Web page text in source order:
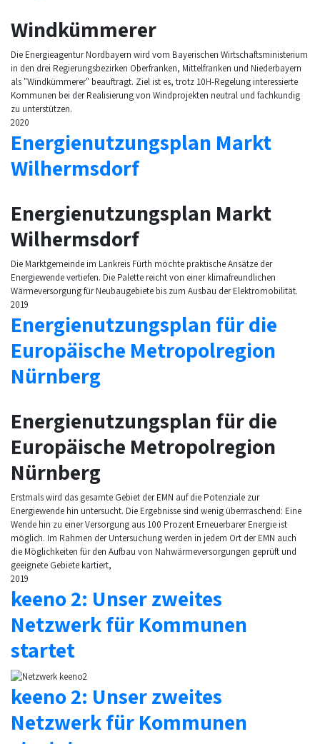
Windkümmerer
Die Energieagentur Nordbayern wird vom Bayerischen Wirtschaftsministerium
in den drei Regierungsbezirken Oberfranken, Mittelfranken und Niederbayern
als "Windkümmerer" beauftragt. Ziel ist es, trotz 10H-Regelung interessierte
Kommunen bei der Realisierung von Windprojekten neutral und fachkundig
zu unterstützen.
2020
Energienutzungsplan Markt
Wilhermsdorf
Energienutzungsplan Markt
Wilhermsdorf
Die Marktgemeinde im Lankreis Fürth möchte praktische Ansätze der
Energiewende vertiefen. Die Palette reicht von einer klimafreundlichen
Wärmeversorgung für Neubaugebiete bis zum Ausbau der Elektromobilität.
2019
Energienutzungsplan für die
Europäische Metropolregion
Nürnberg
Energienutzungsplan für die
Europäische Metropolregion
Nürnberg
Erstmals wird das gesamte Gebiet der EMN auf die Potenziale zur
Energiewende hin untersucht. Die Ergebnisse sind wenig überrraschend: Eine
Wende hin zu einer Versorgung aus 100 Prozent Erneuerbarer Energie ist
möglich. Im Rahmen der Untersuchung werden in jedem Ort der EMN auch
die Möglichkeiten für den Aufbau von Nahwärmeversorgungen geprüft und
geeignete Gebiete kartiert,
2019
keeno 2: Unser zweites
Netzwerk für Kommunen
startet
keeno 2: Unser zweites
Netzwerk für Kommunen